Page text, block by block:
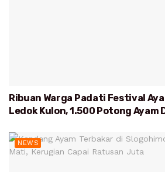
Ribuan Warga Padati Festival
Ledok Kulon, 1.500 Potong Ayam
NEWS